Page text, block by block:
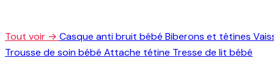
Tout voir → Casque anti bruit bébé Biberons et tétines
Trousse de soin bébé Attache tétine Tresse de lit bébé